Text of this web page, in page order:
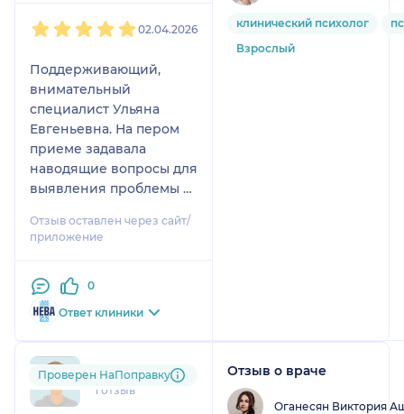
02.04.2026
Поддерживающий,
внимательный
специалист Ульяна
Евгеньевна. На пером
приеме задавала
наводящие вопросы для
выявления проблемы и
выявления мыслей
вызывающих тревогу
работы.
Отзыв оставлен через сайт/
приложение
0
Ответ клиники
клинический психолог
Взрослый
pav....@....com
1 отзыв
Проверен НаПоправку Отзыв о враче
Оганесян Виктория